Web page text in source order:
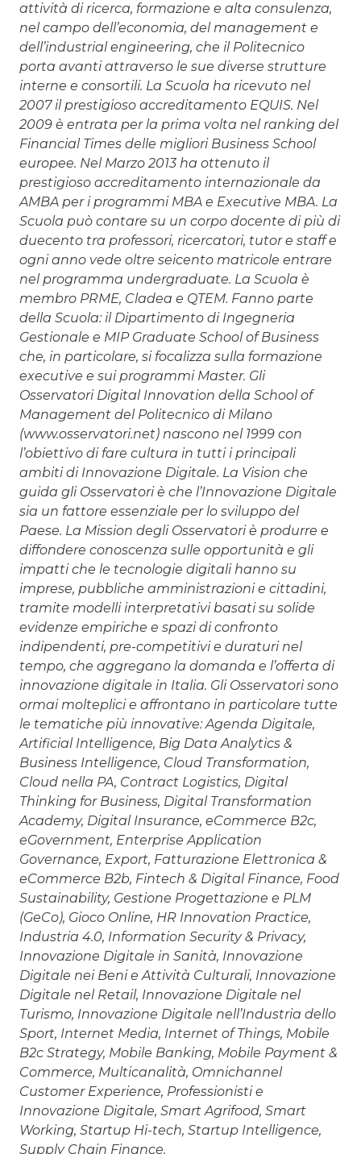
attività di ricerca, formazione e alta consulenza,
nel campo dell’economia, del management e
dell’industrial engineering, che il Politecnico
porta avanti attraverso le sue diverse strutture
interne e consortili. La Scuola ha ricevuto nel
2007 il prestigioso accreditamento EQUIS. Nel
2009 è entrata per la prima volta nel ranking del
Financial Times delle migliori Business School
europee. Nel Marzo 2013 ha ottenuto il
prestigioso accreditamento internazionale da
AMBA per i programmi MBA e Executive MBA. La
Scuola può contare su un corpo docente di più di
duecento tra professori, ricercatori, tutor e staff e
ogni anno vede oltre seicento matricole entrare
nel programma undergraduate. La Scuola è
membro PRME, Cladea e QTEM. Fanno parte
della Scuola: il Dipartimento di Ingegneria
Gestionale e MIP Graduate School of Business
che, in particolare, si focalizza sulla formazione
executive e sui programmi Master. Gli
Osservatori Digital Innovation della School of
Management del Politecnico di Milano
(www.osservatori.net) nascono nel 1999 con
l’obiettivo di fare cultura in tutti i principali
ambiti di Innovazione Digitale. La Vision che
guida gli Osservatori è che l’Innovazione Digitale
sia un fattore essenziale per lo sviluppo del
Paese. La Mission degli Osservatori è produrre e
diffondere conoscenza sulle opportunità e gli
impatti che le tecnologie digitali hanno su
imprese, pubbliche amministrazioni e cittadini,
tramite modelli interpretativi basati su solide
evidenze empiriche e spazi di confronto
indipendenti, pre-competitivi e duraturi nel
tempo, che aggregano la domanda e l’offerta di
innovazione digitale in Italia. Gli Osservatori sono
ormai molteplici e affrontano in particolare tutte
le tematiche più innovative: Agenda Digitale,
Artificial Intelligence, Big Data Analytics &
Business Intelligence, Cloud Transformation,
Cloud nella PA, Contract Logistics, Digital
Thinking for Business, Digital Transformation
Academy, Digital Insurance, eCommerce B2c,
eGovernment, Enterprise Application
Governance, Export, Fatturazione Elettronica &
eCommerce B2b, Fintech & Digital Finance, Food
Sustainability, Gestione Progettazione e PLM
(GeCo), Gioco Online, HR Innovation Practice,
Industria 4.0, Information Security & Privacy,
Innovazione Digitale in Sanità, Innovazione
Digitale nei Beni e Attività Culturali, Innovazione
Digitale nel Retail, Innovazione Digitale nel
Turismo, Innovazione Digitale nell’Industria dello
Sport, Internet Media, Internet of Things, Mobile
B2c Strategy, Mobile Banking, Mobile Payment &
Commerce, Multicanalità, Omnichannel
Customer Experience, Professionisti e
Innovazione Digitale, Smart Agrifood, Smart
Working, Startup Hi-tech, Startup Intelligence,
Supply Chain Finance.